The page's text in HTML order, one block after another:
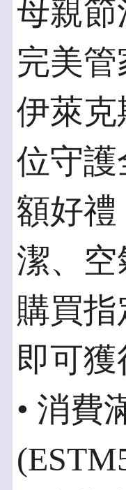
母親節
完美
伊萊克
位守護
額好禮
潔、
購買
即可
• 消費